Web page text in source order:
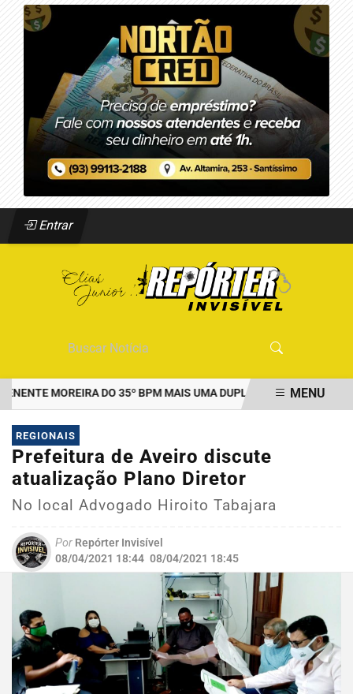
Entrar
MOREIRA DO 35º BPM MAIS UMA DUPLA PRESA POR TRÁFICO
EM ALTA
MENU
REGIONAIS
Prefeitura de Aveiro discute
atualização Plano Diretor
No local Advogado Hiroito Tabajara
Por Repórter Invisível
08/04/2021 18:44 08/04/2021 18:45